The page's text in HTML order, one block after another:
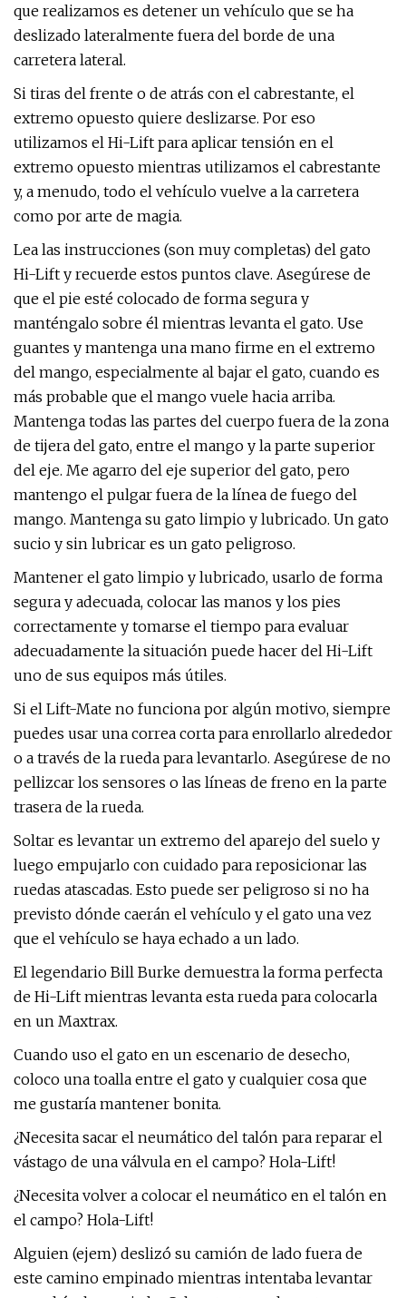
que realizamos es detener un vehículo que se ha
deslizado lateralmente fuera del borde de una
carretera lateral.
Si tiras del frente o de atrás con el cabrestante, el
extremo opuesto quiere deslizarse. Por eso
utilizamos el Hi-Lift para aplicar tensión en el
extremo opuesto mientras utilizamos el cabrestante
y, a menudo, todo el vehículo vuelve a la carretera
como por arte de magia.
Lea las instrucciones (son muy completas) del gato
Hi-Lift y recuerde estos puntos clave. Asegúrese de
que el pie esté colocado de forma segura y
manténgalo sobre él mientras levanta el gato. Use
guantes y mantenga una mano firme en el extremo
del mango, especialmente al bajar el gato, cuando es
más probable que el mango vuele hacia arriba.
Mantenga todas las partes del cuerpo fuera de la zona
de tijera del gato, entre el mango y la parte superior
del eje. Me agarro del eje superior del gato, pero
mantengo el pulgar fuera de la línea de fuego del
mango. Mantenga su gato limpio y lubricado. Un gato
sucio y sin lubricar es un gato peligroso.
Mantener el gato limpio y lubricado, usarlo de forma
segura y adecuada, colocar las manos y los pies
correctamente y tomarse el tiempo para evaluar
adecuadamente la situación puede hacer del Hi-Lift
uno de sus equipos más útiles.
Si el Lift-Mate no funciona por algún motivo, siempre
puedes usar una correa corta para enrollarlo alrededor
o a través de la rueda para levantarlo. Asegúrese de no
pellizcar los sensores o las líneas de freno en la parte
trasera de la rueda.
Soltar es levantar un extremo del aparejo del suelo y
luego empujarlo con cuidado para reposicionar las
ruedas atascadas. Esto puede ser peligroso si no ha
previsto dónde caerán el vehículo y el gato una vez
que el vehículo se haya echado a un lado.
El legendario Bill Burke demuestra la forma perfecta
de Hi-Lift mientras levanta esta rueda para colocarla
en un Maxtrax.
Cuando uso el gato en un escenario de desecho,
coloco una toalla entre el gato y cualquier cosa que
me gustaría mantener bonita.
¿Necesita sacar el neumático del talón para reparar el
vástago de una válvula en el campo? Hola-Lift!
¿Necesita volver a colocar el neumático en el talón en
el campo? Hola-Lift!
Alguien (ejem) deslizó su camión de lado fuera de
este camino empinado mientras intentaba levantar